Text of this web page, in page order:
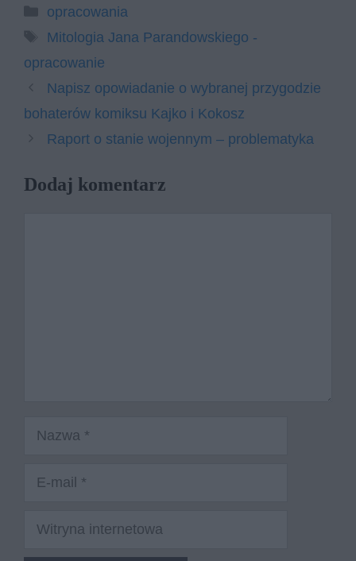
Kategorie
opracowania
Tagi
Mitologia Jana Parandowskiego -
opracowanie
Napisz opowiadanie o wybranej przygodzie
bohaterów komiksu Kajko i Kokosz
Raport o stanie wojennym – problematyka
Dodaj komentarz
Nazwa
Witryna